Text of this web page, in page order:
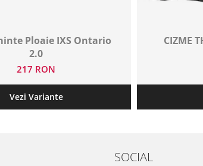
Ploaie IXS Ontario
2.0
217 RON
Vezi Variante
CIZME
SOCIAL